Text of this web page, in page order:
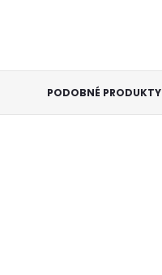
PODOBNÉ PRODUKTY